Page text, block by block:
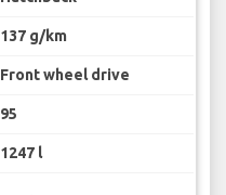
137 g/km
Front wheel drive
95
1247 l